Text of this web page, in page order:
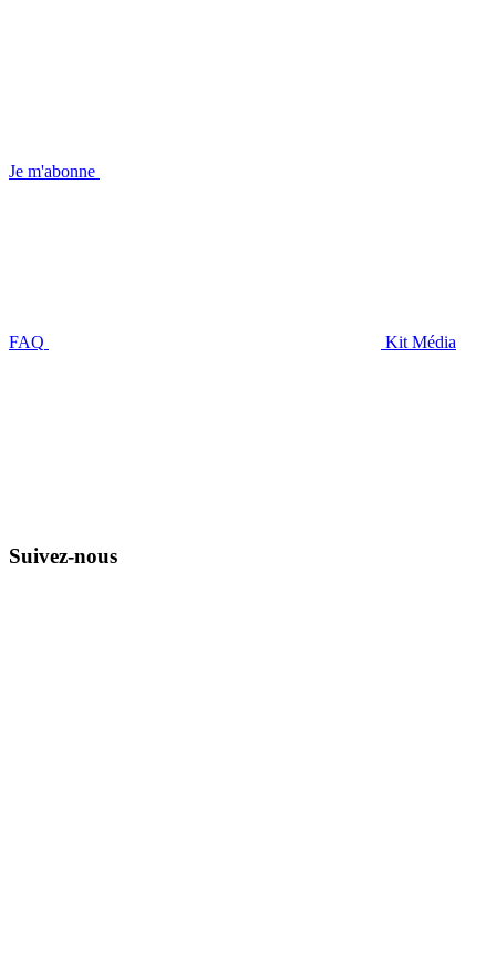
Je m'abonne
FAQ Kit Média
Suivez-nous